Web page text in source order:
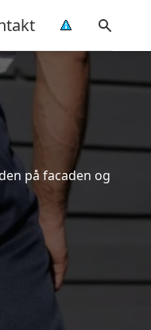
på facaden og